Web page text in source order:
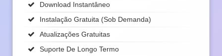
Download Instantâneo
Instalação Gratuita (sob Demanda)
Atualizações Gratuitas
Suporte De Longo Termo